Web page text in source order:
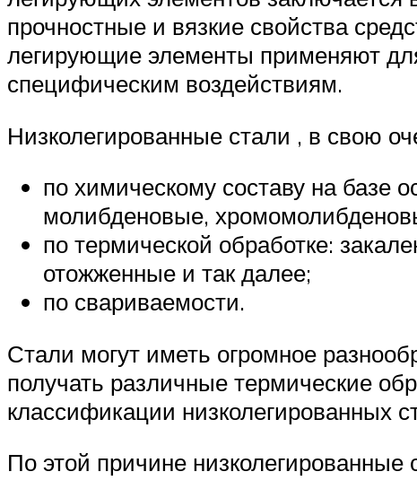
прочностные и вязкие свойства
легирующие элементы применяют
специфическим воздействиям.
Низколегированные стали , в свою
по химическому составу на базе
молибденовые,
по термической обработке:
отожженные и так далее;
по свариваемости.
Стали могут иметь огромное
получать различные термические
классификации низколегированных
По этой причине